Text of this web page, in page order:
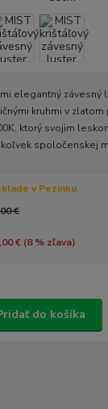
elegantný závesný
kruhmi v
ktorý svojim
spoločenskej
v Pezinku
€
€ (8% zľava)
do košíka